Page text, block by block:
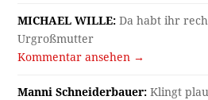
MICHAEL WILLE: Da habt ihr
Urgroßmutter
Kommentar ansehen →
Manni Schneiderbauer: Klingt